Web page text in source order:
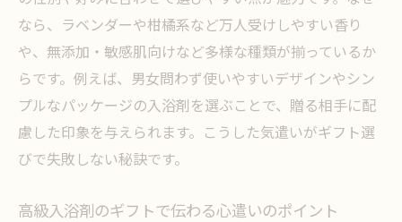
入浴剤のリラックス効果が男女に与える癒
し
疲れが取れる入浴剤プレゼントの選び方
高級入浴剤で味わうワンランク上のリラッ
クス
入浴剤で毎日の癒しを贈るプレゼントアイ
なら、ラベンダーや柑橘系など万人受けしやすい香り
や、無添加・敏感肌向けなど多様な種類が揃っているか
らです。例えば、男女問わず使いやすいデザインやシン
プルなパッケージの入浴剤を選ぶことで、贈る相手に配
慮した印象を与えられます。こうした気遣いがギフト選
びで失敗しない秘訣です。
高級入浴剤のギフトで伝わる心遣いのポイント